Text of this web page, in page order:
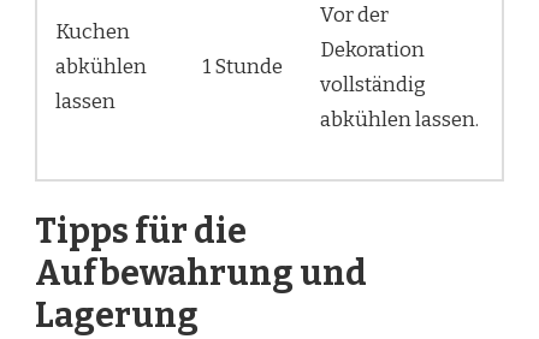
Kuchen
abkühlen
lassen
1 Stunde
Vor der
Dekoration
vollständig
abkühlen lassen.
Tipps für die
Aufbewahrung und
Lagerung